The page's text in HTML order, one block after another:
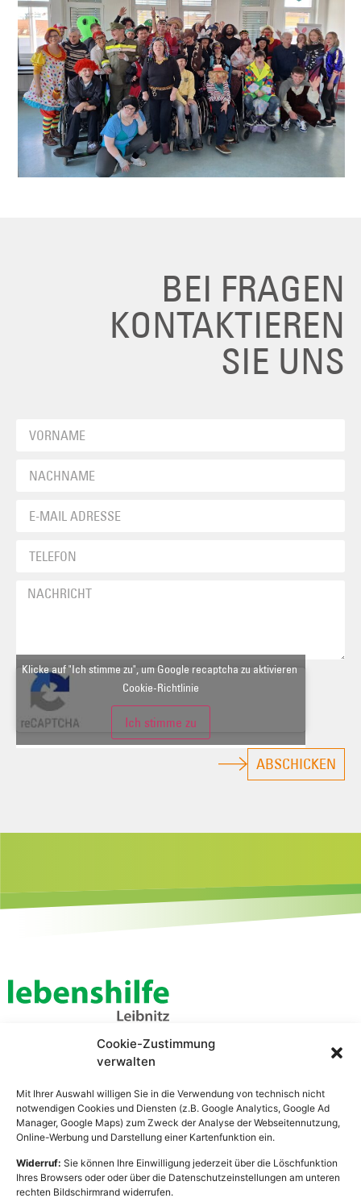
Cookie-Zustimmung
verwalten
Mit Ihrer Auswahl willigen Sie in die Verwendung von technisch nicht
notwendigen Cookies und Diensten (z.B. Google Analytics, Google Ad
Manager, Google Maps) zum Zweck der Analyse der Webseitennutzung,
Online-Werbung und Darstellung einer Kartenfunktion ein.
Widerruf: Sie können Ihre Einwilligung jederzeit über die Löschfunktion
Ihres Browsers oder oder über die Datenschutzeinstellungen am unteren
rechten Bildschirmrand widerrufen.
BEI FRAGEN
KONTAKTIEREN
SIE UNS
Klicke auf "Ich stimme zu", um Google recaptcha zu aktivieren
Cookie-Richtlinie
Ich stimme zu
ABSCHICKEN
Lebenshilfe Leibnitz
Zentrale Verwaltung
Bahnhofstraße 21
8430 Leibnitz
Arbeiten Praktikum